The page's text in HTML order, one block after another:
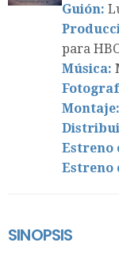
Guión:
para
Música:
Montaje:
Estreno
Estreno
SINOPSIS